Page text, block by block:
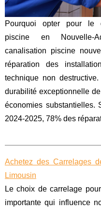
Pourquoi opter pour le
piscine en Nouvelle-
canalisation piscine
réparation des
technique non
durabilité exceptionnelle
économies substantielles.
2024-2025, 78% des
Achetez des Carrelages
Limousin
Le choix de carrelage
importante qui influence